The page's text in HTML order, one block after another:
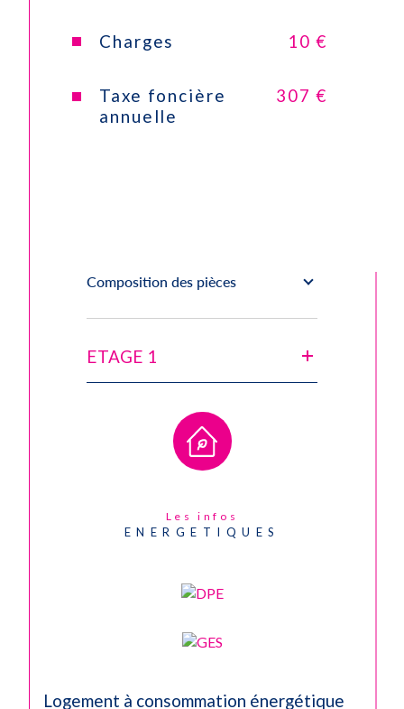
Charges 10 €
Taxe foncière
annuelle
307 €
Composition des pièces
ETAGE 1
Les infos
ENERGETIQUES
Logement à consommation énergétique